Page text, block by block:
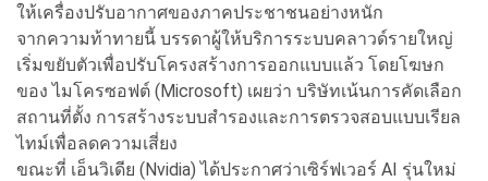
ให้เครื่องปรับอากาศของภาคประชาชนอย่างหนัก
จากความท้าทายนี้ บรรดาผู้ให้บริการระบบคลาวด์รายใหญ่
เริ่มขยับตัวเพื่อปรับโครงสร้างการออกแบบแล้ว โดยโฆษก
ของ ไมโครซอฟต์ (Microsoft) เผยว่า บริษัทเน้นการคัดเลือก
สถานที่ตั้ง การสร้างระบบสำรองและการตรวจสอบแบบเรียล
ไทม์เพื่อลดความเสี่ยง
ขณะที่ เอ็นวิเดีย (Nvidia) ได้ประกาศว่าเซิร์ฟเวอร์ AI รุ่นใหม่